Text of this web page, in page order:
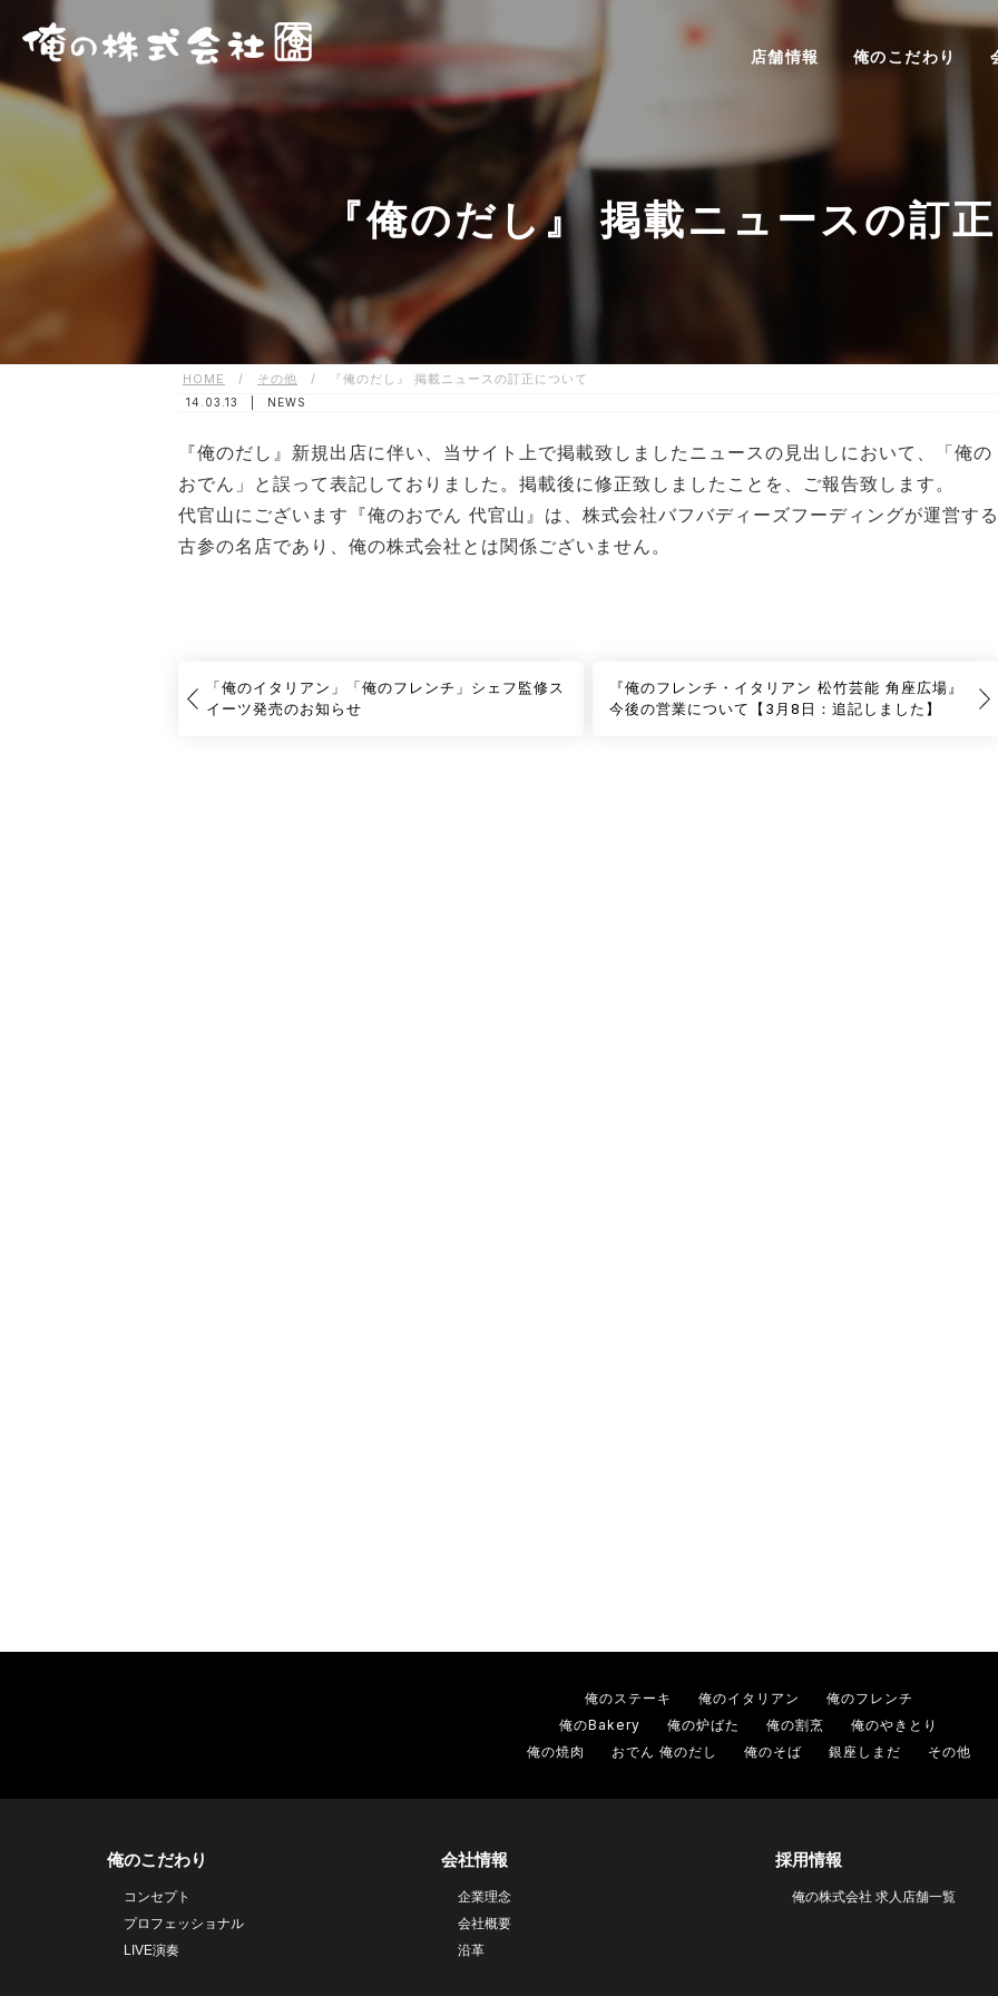
店舗情報 俺のこだわり
『俺のだし』 掲載ニュースの訂
HOME / その他 / 『俺のだし』 掲載ニュースの訂正について
14.03.13 | NEWS
『俺のだし』新規出店に伴い、当サイト上で掲載致しましたニュースの見出しにおいて、「俺の
おでん」と誤って表記しておりました。掲載後に修正致しましたことを、ご報告致します。
代官山にございます『俺のおでん 代官山』は、株式会社バフバディーズフーディングが運営する
古参の名店であり、俺の株式会社とは関係ございません。
「俺のイタリアン」「俺のフレンチ」シェフ監修ス
イーツ発売のお知らせ
『俺のフレンチ・イタリアン 松竹芸能 角座広場』
今後の営業について【3月8日：追記しました】
俺のステーキ 俺のイタリアン
俺のフレンチ
俺のBakery
俺の炉ばた 俺の割烹
俺のやきとり
俺の焼肉
おでん 俺のだし 俺のそば 銀座しまだ その他
俺のこだわり
コンセプト
プロフェッショナル
LIVE演奏
会社情報
企業理念
会社概要
沿革
採用情報
俺の株式会社 求人店舗一覧